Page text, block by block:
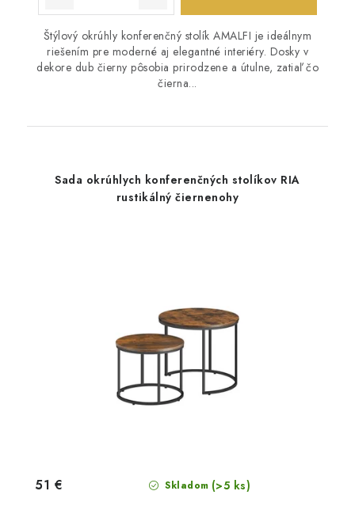
Štýlový okrúhly konferenčný stolík AMALFI je ideálnym
riešením pre moderné aj elegantné interiéry. Dosky v
dekore dub čierny pôsobia prirodzene a útulne, zatiaľ čo
čierna...
Sada okrúhlych konferenčných stolíkov RIA
rustikálný čiernenohy
Skladom (>5 ks)
51 €